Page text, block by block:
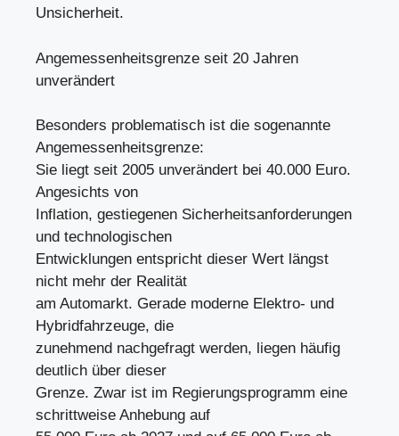
Unsicherheit.
Angemessenheitsgrenze seit 20 Jahren
unverändert
Besonders problematisch ist die sogenannte
Angemessenheitsgrenze:
Sie liegt seit 2005 unverändert bei 40.000 Euro.
Angesichts von
Inflation, gestiegenen Sicherheitsanforderungen
und technologischen
Entwicklungen entspricht dieser Wert längst
nicht mehr der Realität
am Automarkt. Gerade moderne Elektro- und
Hybridfahrzeuge, die
zunehmend nachgefragt werden, liegen häufig
deutlich über dieser
Grenze. Zwar ist im Regierungsprogramm eine
schrittweise Anhebung auf